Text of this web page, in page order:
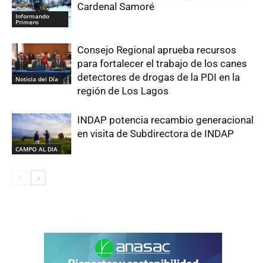
Informando
Primero
Cardenal Samoré
Noticia del Día
Consejo Regional aprueba recursos
para fortalecer el trabajo de los canes
detectores de drogas de la PDI en la
región de Los Lagos
CAMPO AL DIA
INDAP potencia recambio generacional
en visita de Subdirectora de INDAP